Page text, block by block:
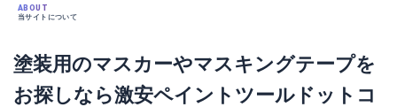
ABOUT
当サイトについて
塗装用のマスカーやマスキングテープを
お探しなら激安ペイントツールドットコ